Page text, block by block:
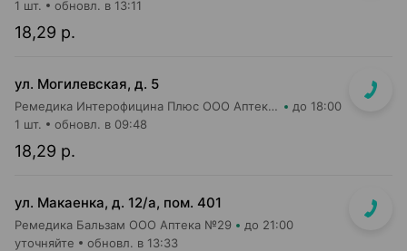
18,29 р.
1 шт. обновл. в 13:11
ул. Могилевская, д. 5
Ремедика Интерофицина Плюс ООО Аптека №4 до 18:00
18,29 р.
1 шт. обновл. в 09:48
ул. Макаенка, д. 12/а, пом. 401
Ремедика Бальзам ООО Аптека №29 до 21:00
уточняйте обновл. в 13:33